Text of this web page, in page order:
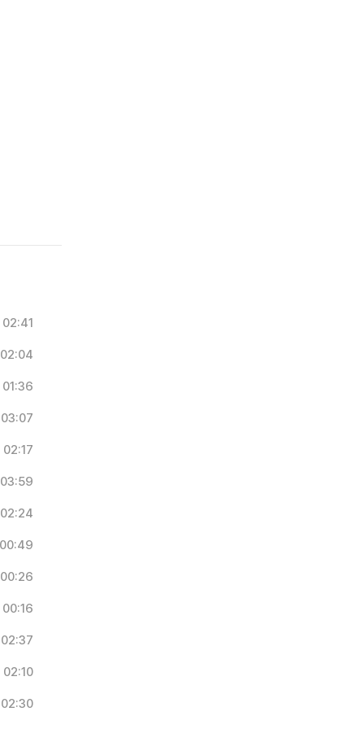
02:41
02:04
01:36
03:07
02:17
03:59
02:24
00:49
00:26
00:16
02:37
02:10
02:30